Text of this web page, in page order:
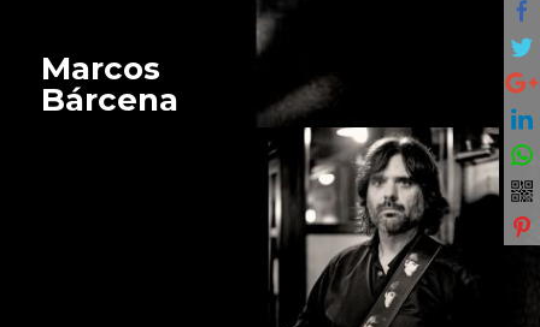
Marcos
Bárcena